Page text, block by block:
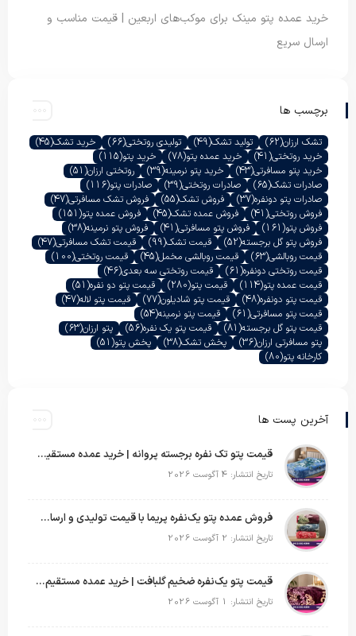
خرید عمده پتو مینک برای موکب‌های اربعین | قیمت مناسب و
ارسال سریع
برچسب ها
تشک ارزان(62) تولید تشک(49) تولیدی روتختی(66) خرید تشک(45)
خرید روتختی(41) خرید عمده پتو(78) خرید پتو(115)
خرید پتو مسافرتی(43) خرید پتو نرمینه(39) روتختی ارزان(51)
صادرات تشک(65) صادرات روتختی(39) صادرات پتو(116)
صادرات پتو دونفره(37) فروش تشک(55) فروش تشک مسافرتی(47)
فروش روتختی(41) فروش عمده تشک(45) فروش عمده پتو(151)
فروش پتو(161) فروش پتو مسافرتی(41) فروش پتو نرمینه(38)
فروش پتو گل برجسته(52) قیمت تشک(99) قیمت تشک مسافرتی(47)
قیمت روبالشی(63) قیمت روبالشی مخمل(45) قیمت روتختی(100)
قیمت روتختی دونفره(61) قیمت روتختی سه بعدی(46)
قیمت عمده پتو(114) قیمت پتو(280) قیمت پتو دو نفره(51)
قیمت پتو دونفره(48) قیمت پتو شادیلون(77) قیمت پتو لاله(47)
قیمت پتو مسافرتی(61) قیمت پتو نرمینه(54)
قیمت پتو گل برجسته(81) قیمت پتو یک نفره(56) پتو ارزان(63)
پتو مسافرتی ارزان(36) پخش تشک(38) پخش پتو(51)
کارخانه پتو(80)
آخرین پست ها
قیمت پتو تک نفره برجسته پروانه | خرید عمده مستقیم با بهترین قیمت بازار
تاریخ انتشار: 4 آگوست 2026
فروش عمده پتو یک‌نفره پریما با قیمت تولیدی و ارسال به سراسر کشور
تاریخ انتشار: 2 آگوست 2026
قیمت پتو یک‌نفره ضخیم گلبافت | خرید عمده مستقیم با بهترین قیمت
تاریخ انتشار: 1 آگوست 2026